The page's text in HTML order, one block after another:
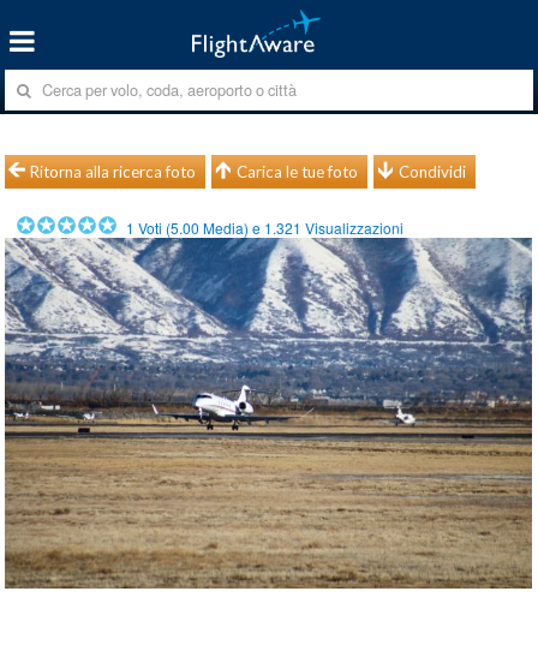
Ritorna alla ricerca foto Carica le tue foto Condividi
1 Voti (5.00 Media) e 1.321 Visualizzazioni